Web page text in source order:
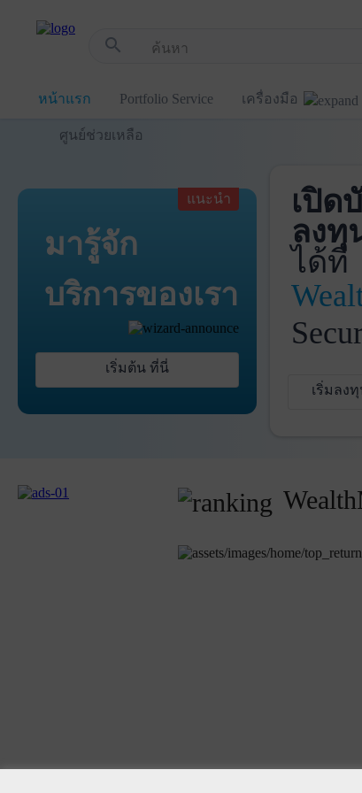
search
หน้าแรก Portfolio Service เครื่องมือ
ศูนย์ช่วยเหลือ
แนะนำ
มารู้จัก
บริการของเรา
เริ่มต้น ที่นี่
เปิด
ลงทุ
ได้ที่
เริ่มลง